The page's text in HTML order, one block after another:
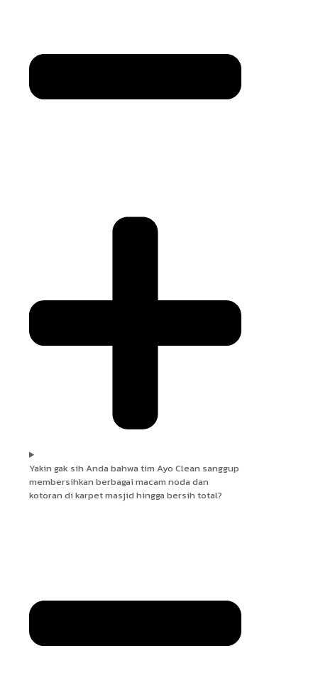
Yakin gak sih Anda bahwa tim Ayo Clean sanggup
membersihkan berbagai macam noda dan
kotoran di karpet masjid hingga bersih total?